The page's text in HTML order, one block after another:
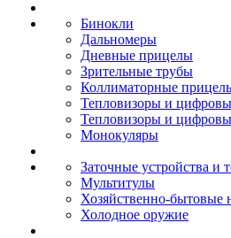
Бинокли
Дальномеры
Дневные прицелы
Зрительные трубы
Коллиматорные
Тепловизоры и
Тепловизоры и
Монокуляры
Заточные устройства и
Мультитулы
Хозяйственно-бытовые
Холодное оружие